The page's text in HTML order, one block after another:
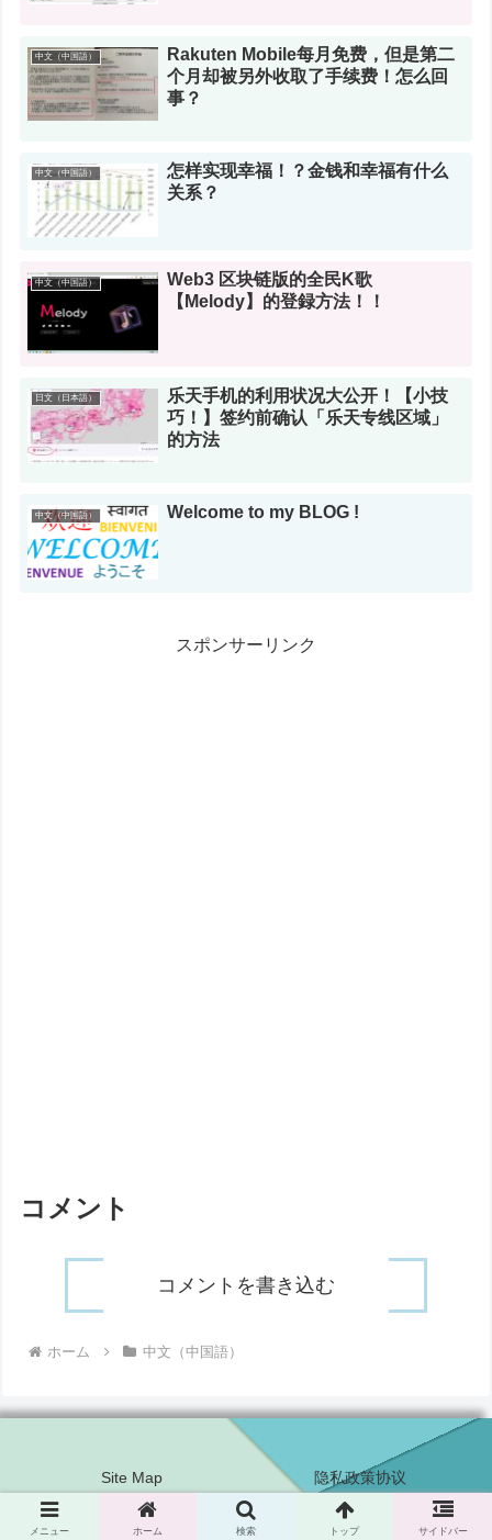
中文（中国語）
Rakuten Mobile每月免费，但是第二
个月却被另外收取了手续费！怎么回
事？
中文（中国語）
怎样实现幸福！？金钱和幸福有什么
关系？
中文（中国語）
Web3 区块链版的全民K歌
【Melody】的登録方法！！
日文（日本語）
乐天手机的利用状况大公开！【小技
巧！】签约前确认「乐天专线区域」
的方法
中文（中国語） Welcome to my BLOG !
スポンサーリンク
コメント
コメントを書き込む
ホーム 中文（中国語）
Site Map 隐私政策协议
Copyright © 2020 Power to live in JAPAN All Rights Reserved.
メニュー ホーム 検索 トップ サイドバー